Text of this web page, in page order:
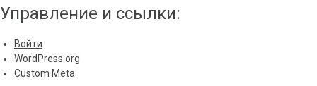
Управление и ссылки:
Войти
WordPress.org
Custom Meta